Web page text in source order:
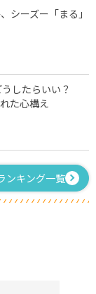
シーズー「まる」
うしたらいい？
た心構え
ンキング一覧